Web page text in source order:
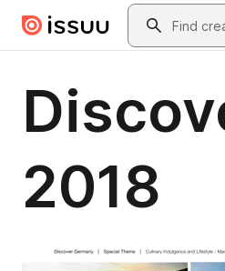
Skip to main contentSearch
2018